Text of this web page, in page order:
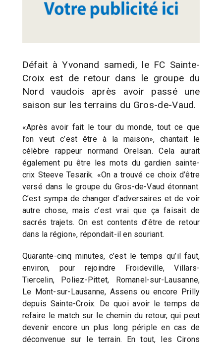
Défait à Yvonand samedi, le FC Sainte-
Croix est de retour dans le groupe du
Nord vaudois après avoir passé une
saison sur les terrains du Gros-de-Vaud.
«Après avoir fait le tour du monde, tout ce que
l’on veut c’est être à la maison», chantait le
célèbre rappeur normand Orelsan. Cela aurait
également pu être les mots du gardien sainte-
crix Steeve Tesarik. «On a trouvé ce choix d’être
versé dans le groupe du Gros-de-Vaud étonnant.
C’est sympa de changer d’adversaires et de voir
autre chose, mais c’est vrai que ça faisait de
sacrés trajets. On est contents d’être de retour
dans la région», répondait-il en souriant.
Quarante-cinq minutes, c’est le temps qu’il faut,
environ, pour rejoindre Froideville, Villars-
Tiercelin, Poliez-Pittet, Romanel-sur-Lausanne,
Le Mont-sur-Lausanne, Assens ou encore Prilly
depuis Sainte-Croix. De quoi avoir le temps de
refaire le match sur le chemin du retour, qui peut
devenir encore un plus long périple en cas de
déconvenue sur le terrain. En tout, les Cirons